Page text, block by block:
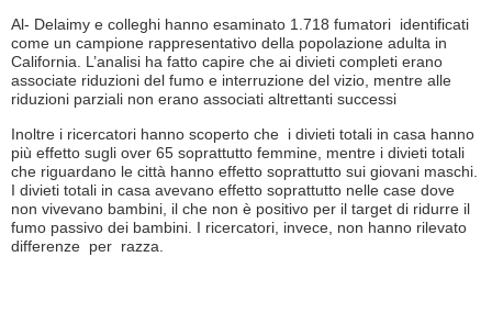
Al- Delaimy e colleghi hanno esaminato 1.718 fumatori identificati
come un campione rappresentativo della popolazione adulta in
California. L’analisi ha fatto capire che ai divieti completi erano
associate riduzioni del fumo e interruzione del vizio, mentre alle
riduzioni parziali non erano associati altrettanti successi
Inoltre i ricercatori hanno scoperto che i divieti totali in casa hanno
più effetto sugli over 65 soprattutto femmine, mentre i divieti totali
che riguardano le città hanno effetto soprattutto sui giovani maschi.
I divieti totali in casa avevano effetto soprattutto nelle case dove
non vivevano bambini, il che non è positivo per il target di ridurre il
fumo passivo dei bambini. I ricercatori, invece, non hanno rilevato
differenze per razza.